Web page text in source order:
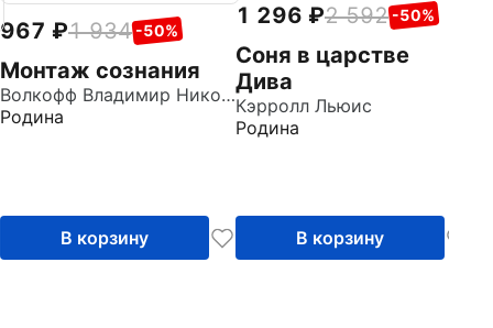
967 1 934 -50%
Монтаж сознания
Волкофф Владимир Николаевич
Родина
В корзину
1 296 2 592 -50%
Соня в царстве
Дива
Кэрролл Льюис
Родина
В корзину